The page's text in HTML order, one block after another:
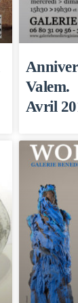
Valem.
Avril